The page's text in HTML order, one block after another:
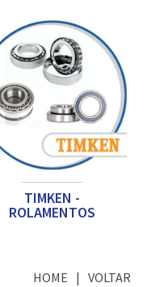
TIMKEN -
ROLAMENTOS
HOME VOLTAR